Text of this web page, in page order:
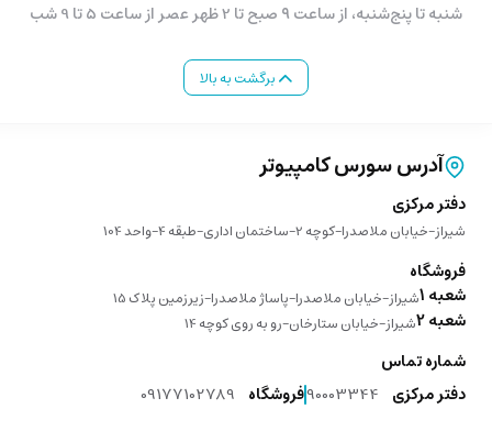
شنبه تا پنج‌شنبه، از ساعت ۹ صبح تا 2 ظهر عصر از ساعت 5 تا 9 شب
برگشت به بالا
آدرس سورس کامپیوتر
دفتر مرکزی
شیراز-خیابان ملاصدرا-کوچه 2-ساختمان اداری-طبقه 4-واحد 104
فروشگاه
شعبه 1 شیراز-خیابان ملاصدرا-پاساژ ملاصدرا-زیرزمین پلاک 15
شعبه 2 شیراز-خیابان ستارخان-رو به روی کوچه 14
شماره تماس
دفتر مرکزی 90003344فروشگاه 09177102789